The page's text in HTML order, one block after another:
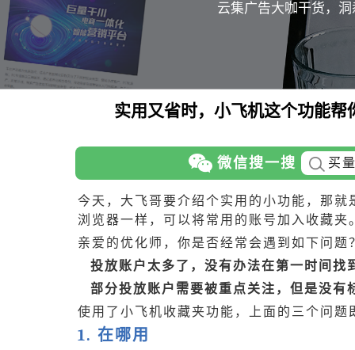
云集广告大咖干货，
实用又省时，小飞机这个功能帮
微信搜一搜 买
今天，大飞哥要介绍个实用的小功能，那就
浏览器一样，可以将常用的账号加入收藏夹
亲爱的优化师，你是否经常会遇到如下问题
投放账户太多了，没有办法在第一时间找
部分投放账户需要被重点关注，但是没有
使用了小飞机收藏夹功能，上面的三个问
1. 在哪用